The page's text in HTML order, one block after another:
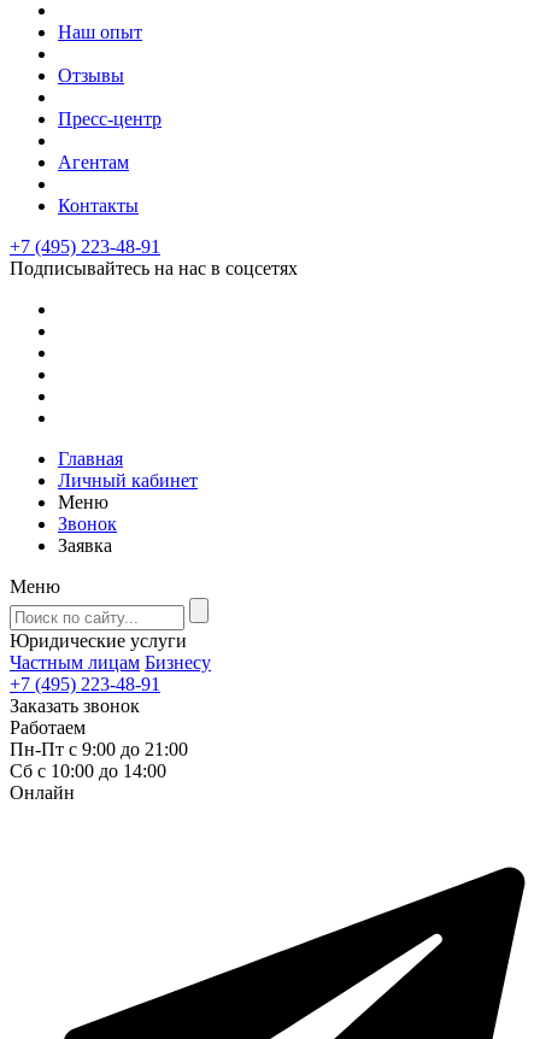
Наш опыт
Отзывы
Пресс-центр
Агентам
Контакты
+7 (495) 223-48-91
Подписывайтесь на нас в соцсетях
Главная
Личный кабинет
Меню
Звонок
Заявка
Меню
Юридические услуги
Частным лицам Бизнесу
+7 (495) 223-48-91
Заказать звонок
Работаем
Пн-Пт с 9:00 до 21:00
Сб с 10:00 до 14:00
Онлайн